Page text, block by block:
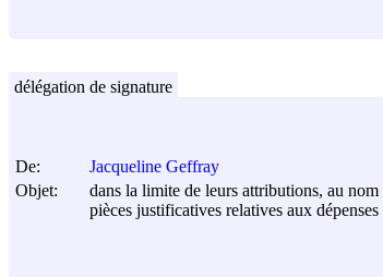
De:
Jacqueline Geffray
Objet:
dans la limite de leurs attributions, au
pièces justificatives relatives aux
délégation de signature